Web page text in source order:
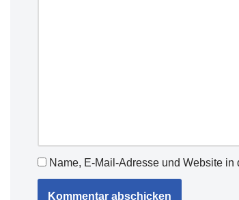
Name, E-Mail-Adresse und Website